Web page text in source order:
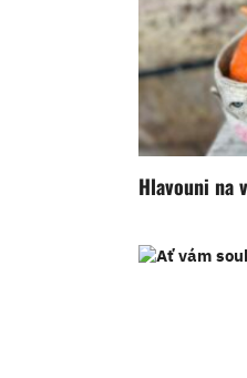
Hlavouni na